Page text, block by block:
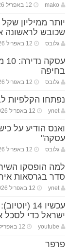
mako 12 באפריל 2026
יותר ממיליון
שכובש
גלובס 12 באפריל 2026
בחיפה
גלובס 12 באפריל 2026
נפתחו הקלפיות
ynet 12 באפריל 2026
ואנס הודיע על
עסקה"
גלובס 12 באפריל 2026
למה הופסקו
סדר בגרסאות
ynet 12 באפריל 2026
עכשיו 14
ישראל כדי לסכל
youtube 12 באפריל 2026
פרפר